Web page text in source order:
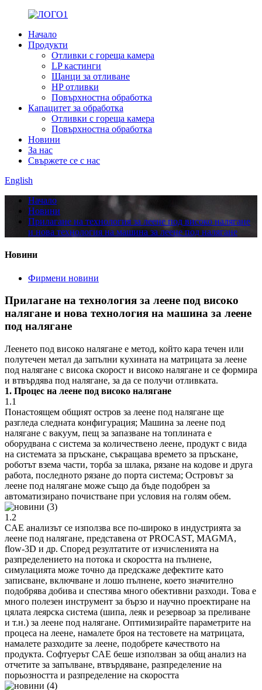
Начало
Продукти
Отливки с гореща камера
LP кастинги
Щанци за отливане
HP отливки
Повърхностна обработка
Капацитет за обработка
Отливки с гореща камера
Повърхностна обработка
Новини
За нас
Свържете се с нас
English
Начало
Новини
Прилагане на технология за леене под високо налягане
и нова технология на машина за леене под налягане
Новини
Фирмени новини
Прилагане на технология за леене под високо
налягане и нова технология на машина за леене
под налягане
Леенето под високо налягане е метод, който кара течен или
полутечен метал да запълни кухината на матрицата за леене
под налягане с висока скорост и високо налягане и се формира
и втвърдява под налягане, за да се получи отливката.
1. Процес на леене под високо налягане
1.1
Понастоящем общият остров за леене под налягане ще
разгледа следната конфигурация; Машина за леене под
налягане с вакуум, пещ за запазване на топлината е
оборудвана с система за количествено леене, продукт с вида
на системата за пръскане, съкращава времето за пръскане,
роботът взема части, торба за шлака, рязане на кодове и друга
работа, последното рязане до порта система; Островът за
леене под налягане може също да бъде подобрен за
автоматизирано почистване при условия на голям обем.
1.2
CAE анализът се използва все по-широко в индустрията за
леене под налягане, представена от PROCAST, MAGMA,
flow-3D и др. Според резултатите от изчисленията на
разпределението на потока и скоростта на пълнене,
симулацията може точно да предскаже дефектите като
записване, включване и лошо пълнене, което значително
подобрява добива и спестява много обективни разходи. Това е
много полезен инструмент за бързо и научно проектиране на
цялата леярска система (шипа, леяк и резервоар за преливане
и т.н.) за леене под налягане. Оптимизирайте параметрите на
процеса на леене, намалете броя на тестовете на матрицата,
намалете разходите за леене, подобрете качеството на
продукта. Софтуерът CAE беше използван за общ анализ на
отчетите за запълване, втвърдяване, разпределение на
порьозността и разпределение на скоростта